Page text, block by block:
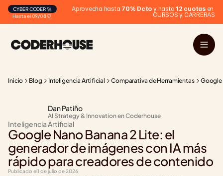
Hasta el 09/08 ⏰
CYBER CODER 🚀 Aprovecha hasta 70% Dcto y hasta 12 cuotas en
CURSOS y CARRERAS
Inicio Blog Inteligencia Artificial Comparativa de Herramientas Google
Dan Patiño
AI Strategy & Innovation en Coderhouse
Inteligencia Artificial
Google Nano Banana 2 Lite: el
generador de imágenes con IA más
rápido para creadores de contenido
Publicado el1 de julio de 2026